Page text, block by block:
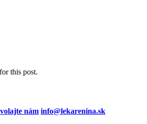
this post.
nám info@lekarenina.sk